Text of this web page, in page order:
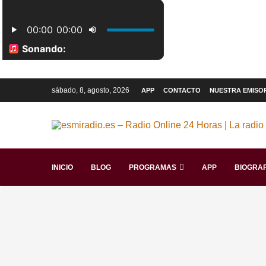
sábado, 8, agosto, 2026 APP CONTACTO NUESTRA
INICIO BLOG PROGRAMAS APP